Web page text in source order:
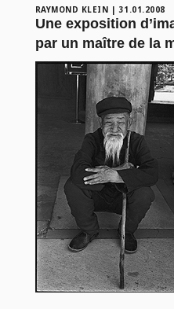
RAYMOND KLEIN | 31.01.2008
Une exposition
par un maître de la